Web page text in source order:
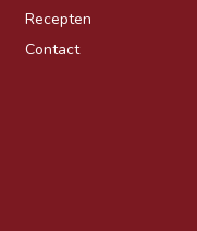
Recepten
Contact